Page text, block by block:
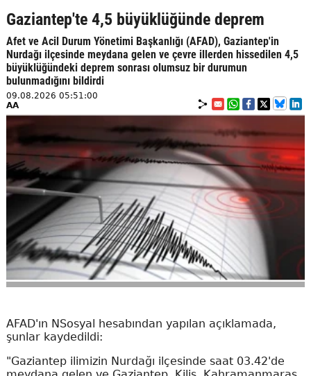
Gaziantep'te 4,5 büyüklüğünde deprem
Afet ve Acil Durum Yönetimi Başkanlığı (AFAD), Gaziantep'in
Nurdağı ilçesinde meydana gelen ve çevre illerden hissedilen 4,5
büyüklüğündeki deprem sonrası olumsuz bir durumun
bulunmadığını bildirdi
09.08.2026 05:51:00
AA
AFAD'ın NSosyal hesabından yapılan açıklamada,
şunlar kaydedildi:
"Gaziantep ilimizin Nurdağı ilçesinde saat 03.42'de